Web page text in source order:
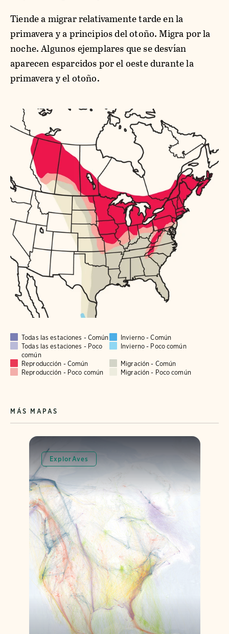
Tiende a migrar relativamente tarde en la
primavera y a principios del otoño. Migra por la
noche. Algunos ejemplares que se desvían
aparecen esparcidos por el oeste durante la
primavera y el otoño.
Todas las estaciones - Común
Invierno - Común
Todas las estaciones - Poco
común
Invierno - Poco común
Reproducción - Común
Migración - Común
Reproducción - Poco común
Migración - Poco común
MÁS MAPAS
ExplorAves